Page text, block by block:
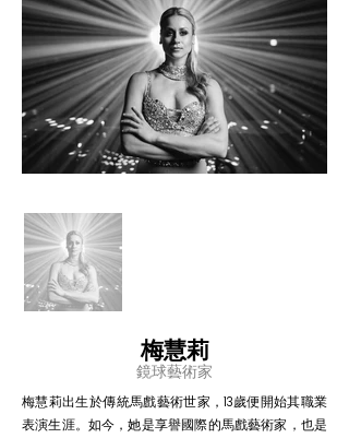
梅慧莉
鏡球藝術家
梅慧莉出生於傳統馬戲藝術世家，13歲便開始其職業
表演生涯。如今，她是享譽國際的馬戲藝術家，也是